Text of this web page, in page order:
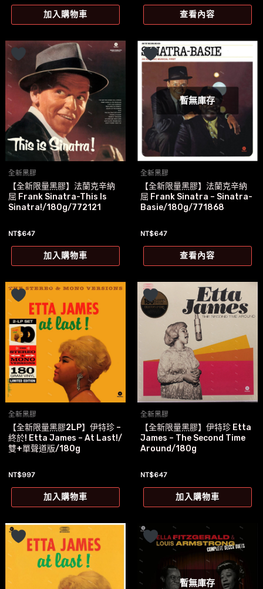
價
格：
價
格：
加入購物車 查看內容
全新黑膠
【全新限量黑膠】法蘭克辛納
屈 Frank Sinatra-This Is
Sinatra!/180g/772121
NT$647
加入購物車
暫無庫存
全新黑膠
【全新限量黑膠】法蘭克辛納
屈 Frank Sinatra – Sinatra-
Basie/180g/771868
NT$647
查看內容
全新黑膠
【全新限量黑膠2LP】伊特珍 –
終於! Etta James – At Last!/
雙+單聲道版/180g
NT$997
加入購物車
全新黑膠
【全新限量黑膠】伊特珍 Etta
James – The Second Time
Around/180g
NT$647
加入購物車
暫無庫存